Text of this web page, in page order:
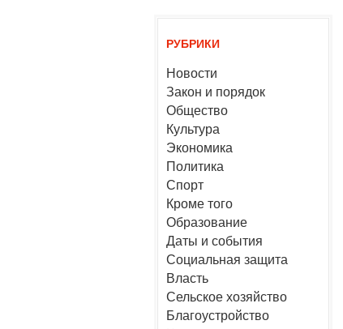
РУБРИКИ
Новости
Закон и порядок
Общество
Культура
Экономика
Политика
Спорт
Кроме того
Образование
Даты и события
Социальная защита
Власть
Сельское хозяйство
Благоустройство